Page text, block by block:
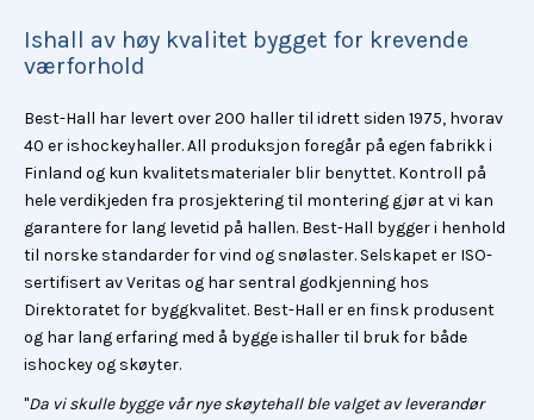
Ishall av høy kvalitet bygget for krevende
værforhold
Best-Hall har levert over 200 haller til idrett siden 1975, hvorav
40 er ishockeyhaller. All produksjon foregår på egen fabrikk i
Finland og kun kvalitetsmaterialer blir benyttet. Kontroll på
hele verdikjeden fra prosjektering til montering gjør at vi kan
garantere for lang levetid på hallen. Best-Hall bygger i henhold
til norske standarder for vind og snølaster. Selskapet er ISO-
sertifisert av Veritas og har sentral godkjenning hos
Direktoratet for byggkvalitet. Best-Hall er en finsk produsent
og har lang erfaring med å bygge ishaller til bruk for både
ishockey og skøyter.
"Da vi skulle bygge vår nye skøytehall ble valget av leverandør